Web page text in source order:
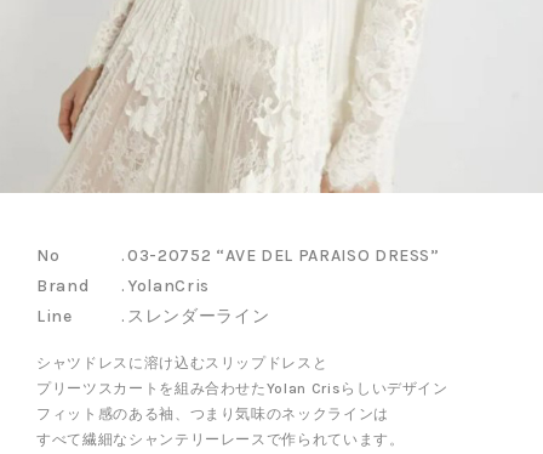
03-20752 “AVE DEL PARAISO DRESS”
YolanCris
スレンダーライン
シャツドレスに溶け込むスリップドレスと
プリーツスカートを組み合わせたYolan Crisらしいデザイン
フィット感のある袖、つまり気味のネックラインは
すべて繊細なシャンテリーレースで作られています。